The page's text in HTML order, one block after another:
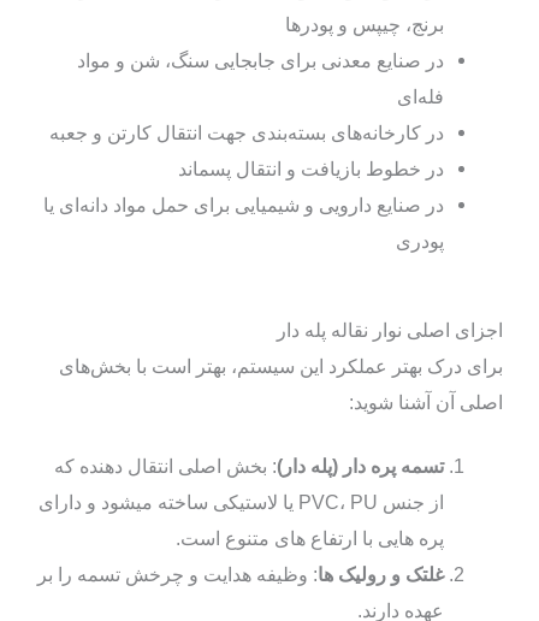
برنج، چیپس و پودرها
در صنایع معدنی برای جابجایی سنگ، شن و مواد
فله‌ای
در کارخانه‌های بسته‌بندی جهت انتقال کارتن و جعبه
در خطوط بازیافت و انتقال پسماند
در صنایع دارویی و شیمیایی برای حمل مواد دانه‌ای یا
پودری
اجزای اصلی نوار نقاله پله‌ دار
برای درک بهتر عملکرد این سیستم، بهتر است با بخش‌های
اصلی آن آشنا شوید:
تسمه پره‌ دار (پله‌ دار): بخش اصلی انتقال‌ دهنده که
از جنس PVC، PU یا لاستیکی ساخته میشود و دارای
پره‌ هایی با ارتفاع‌ های متنوع است.
غلتک و رولیک‌ ها: وظیفه هدایت و چرخش تسمه را بر
عهده دارند.